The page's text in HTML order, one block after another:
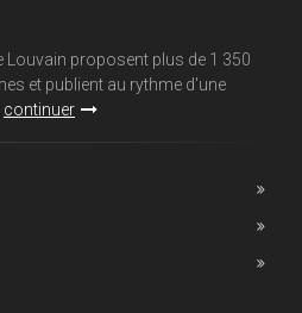
Louvain proposent plus de 1 350
et publient au rythme d'une
continuer